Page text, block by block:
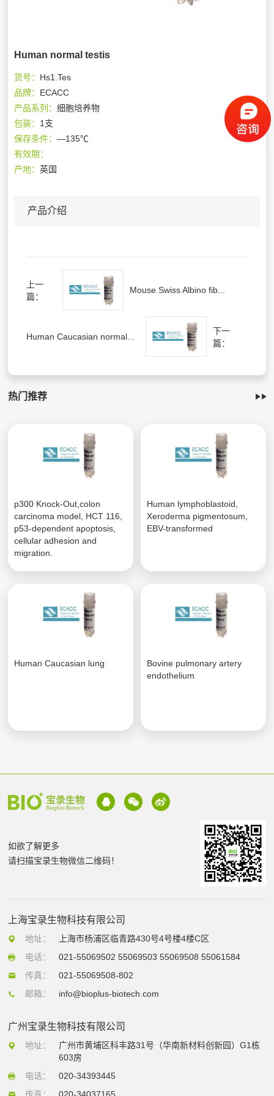
Human normal testis
货号： Hs1.Tes
品牌： ECACC
产品系列：细胞培养物
包装： 1支
保存条件：—135℃
有效期：
产地：英国
产品介绍
上一
篇：
Mouse Swiss Albino fib...
Human Caucasian normal...
下一
篇：
热门推荐
p300 Knock-Out,colon
carcinoma model, HCT 116,
p53-dependent apoptosis,
cellular adhesion and
migration.
Human lymphoblastoid,
Xeroderma pigmentosum,
EBV-transformed
Human Caucasian lung
Bovine pulmonary artery
endothelium
如欲了解更多
请扫描宝录生物微信二维码！
上海宝录生物科技有限公司
地址：
上海市杨浦区临青路430号4号楼4楼C区
电话：
021-55069502 55069503 55069508 55061584
传真：
021-55069508-802
邮箱：
info@bioplus-biotech.com
广州宝录生物科技有限公司
地址：
广州市黄埔区科丰路31号（华南新材料创新园）G1栋
603房
电话：
020-34393445